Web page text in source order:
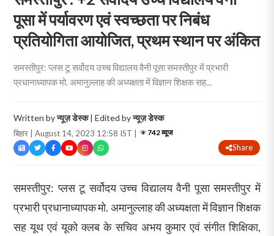
पूसा में पर्यावरण एवं स्वच्छता पर निबंध
प्रतियोगिता आयोजित, प्रथम स्थान पर अंकित
समस्तीपुर: प्लस टू सर्वोदय उच्च विद्यालय वैनी पूसा समस्तीपुर में प्रभारी
प्रधानाध्यापक मो. अमानुल्लाह की अध्यक्षता में विज्ञान शिक्षक सह...
Written byन्यूज़ डेस्क| Edited byन्यूज़ डेस्क
बिहार | August 14, 2023 12:58 IST | 742 व्यूज
Share
समस्तीपुर: प्लस टू सर्वोदय उच्च विद्यालय वैनी पूसा समस्तीपुर में
प्रभारी प्रधानाध्यापक मो. अमानुल्लाह की अध्यक्षता में विज्ञान शिक्षक
सह यूथ एवं यूको क्लब के सचिव अभय कुमार एवं संगीत शिक्षिका,